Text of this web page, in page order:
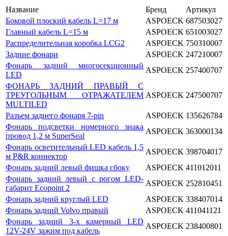
Название Бренд
Артикул
Боковой плоский кабель L=17 м
ASPOECK 687503027
Главный кабель L=15 м
ASPOECK 651003027
Распределительная коробка LCG2
ASPOECK 750310007
Задние фонари
ASPOECK 247210007
Фонарь задний многосекционный
LED
ASPOECK 257400707
ФОНАРЬ ЗАДНИЙ ПРАВЫЙ С
ТРЕУГОЛЬНЫМ ОТРАЖАТЕЛЕМ
MULTILED
ASPOECK 247500707
Разъем заднего фонаря 7-pin ASPOECK 135626784
Фонарь подсветки номерного знака
провод 1,2 м SuperSeal
ASPOECK 363000134
Фонарь осветительный LED кабель 1,5
м P&R коннектор
ASPOECK 398704017
Фонарь задний левый фишка сбоку
ASPOECK 411012011
Фонарь задний левый с рогом LED-
габарит Ecopoint 2
ASPOECK 252810451
Фонарь задний круглый LED
ASPOECK 338407014
Фонарь задний Volvo правый
ASPOECK 411041121
Фонарь задний 3-x камерный LED
12V-24V зажим под кабель
ASPOECK 238400801